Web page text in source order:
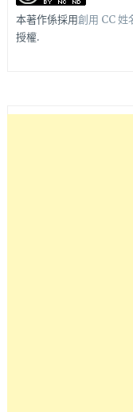
本著作係採用創用 CC
授權.